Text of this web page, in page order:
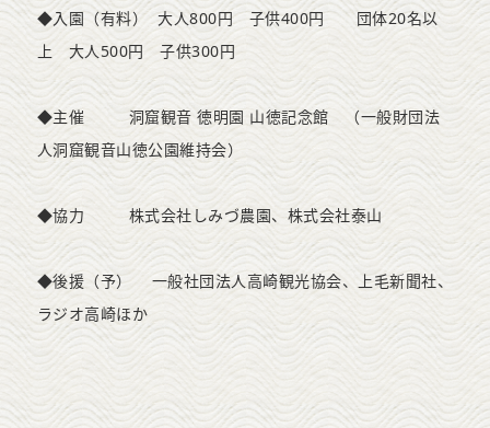
◆入園（有料） 大人800円 子供400円 団体20名以
上 大人500円 子供300円
◆主催 洞窟観音 徳明園 山徳記念館 （一般財団法
人洞窟観音山徳公園維持会）
◆協力 株式会社しみづ農園、株式会社泰山
◆後援（予） 一般社団法人高崎観光協会、上毛新聞社、
ラジオ高崎ほか